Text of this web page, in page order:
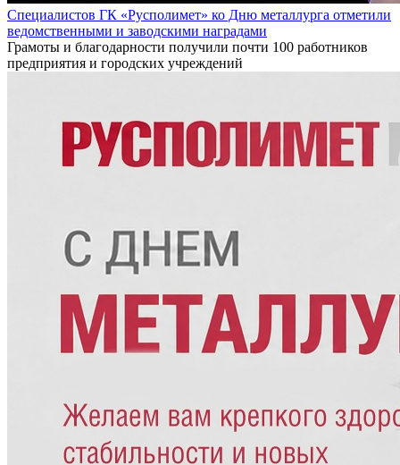
Специалистов ГК «Русполимет» ко Дню металлурга отметили
ведомственными и заводскими наградами
Грамоты и благодарности получили почти 100 работников
предприятия и городских учреждений